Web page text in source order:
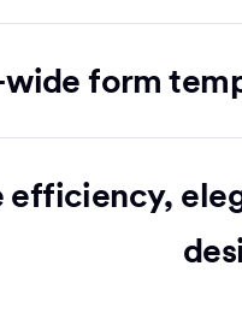
form
efficiency,